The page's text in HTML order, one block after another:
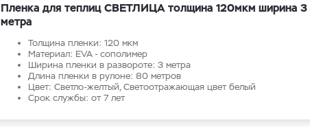
Пленка для теплиц СВЕТЛИЦА толщина 120мкм ширина 3
метра
Толщина пленки: 120 мкм
Материал: EVA - сополимер
Ширина пленки в развороте: 3 метра
Длина пленки в рулоне: 80 метров
Цвет: Светло-желтый, Светоотражающая цвет белый
Срок службы: от 7 лет